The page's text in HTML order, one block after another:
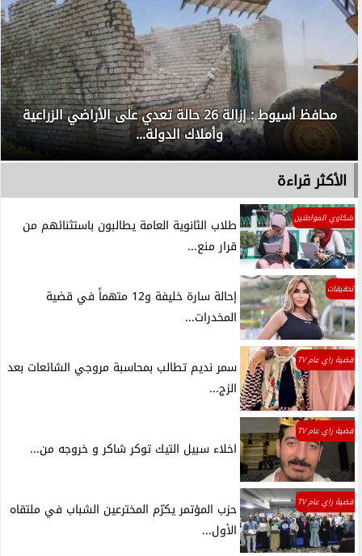
محافظ أسيوط : إزالة 26 حالة تعدي على الأراضي الزراعية
وأملاك الدولة...
الأكثر قراءة
شكاوي المواطنين
طلاب الثانوية العامة يطالبون باستثنائهم من
قرار منع...
تحقيقات
إحالة سارة خليفة و12 متهماً في قضية
المخدرات...
قضية راي عام TV
سمر نديم تطالب بمحاسبة مروجي الشائعات بعد
الزج...
قضية راي عام TV
اخلاء سبيل التيك توكر شاكر و خروجه من...
قضية راي عام TV
حزب المؤتمر يكرّم المخترعين الشباب في ملتقاه
الأول...